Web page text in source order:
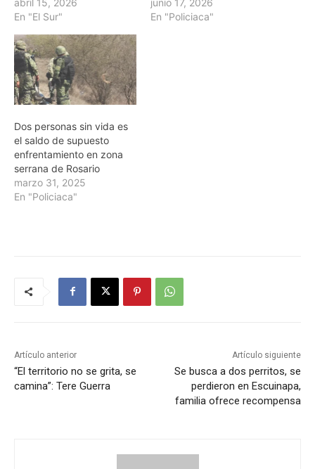
abril 15, 2026
En "El Sur"
junio 17, 2026
En "Policiaca"
Dos personas sin vida es
el saldo de supuesto
enfrentamiento en zona
serrana de Rosario
marzo 31, 2025
En "Policiaca"
Artículo anterior
“El territorio no se grita, se
camina”: Tere Guerra
Artículo siguiente
Se busca a dos perritos, se
perdieron en Escuinapa,
familia ofrece recompensa